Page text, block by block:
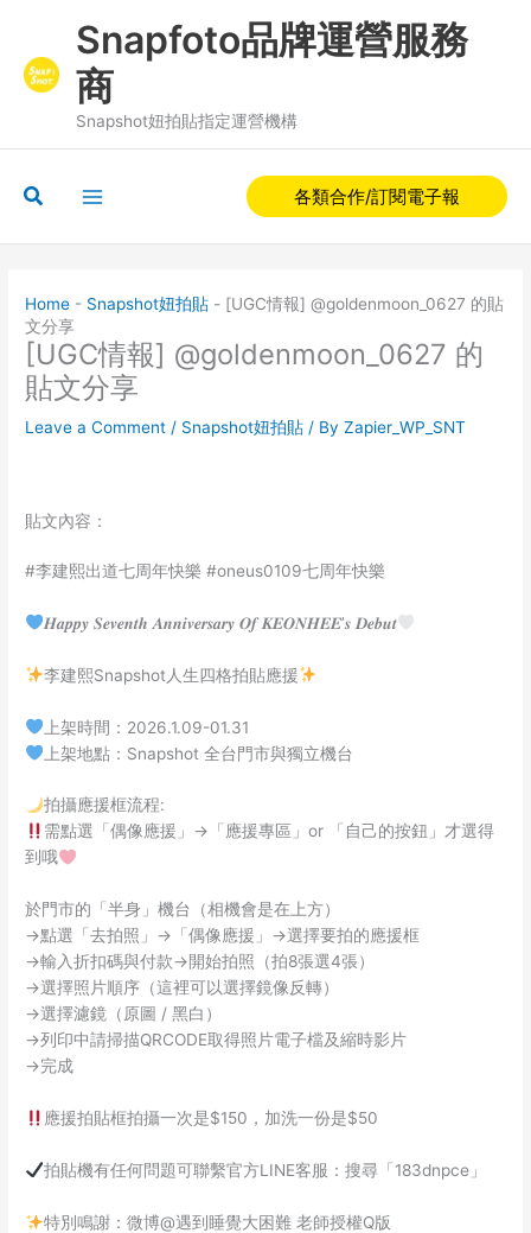
content
Snapfoto品牌運營服務
商
Snapshot妞拍貼指定運營機構
Search 各類合作/訂閱電子報
Home - Snapshot妞拍貼 - [UGC情報] @goldenmoon_0627 的貼
文分享
[UGC情報] @goldenmoon_0627 的
貼文分享
Leave a Comment / Snapshot妞拍貼 / ByZapier_WP_SNT
貼文內容：
#李建熙出道七周年快樂 #oneus0109七周年快樂
𝑯𝒂𝒑𝒑𝒚 𝑺𝒆𝒗𝒆𝒏𝒕𝒉 𝑨𝒏𝒏𝒊𝒗𝒆𝒓𝒔𝒂𝒓𝒚 𝑶𝒇 𝑲𝑬𝑶𝑵𝑯𝑬𝑬’𝒔 𝑫𝒆𝒃𝒖𝒕
李建熙Snapshot人生四格拍貼應援
上架時間：2026.1.09-01.31
上架地點：Snapshot 全台門市與獨立機台
拍攝應援框流程:
需點選「偶像應援」→「應援專區」or 「自己的按鈕」才選得
到哦
於門市的「半身」機台（相機會是在上方）
→點選「去拍照」→「偶像應援」→選擇要拍的應援框
→輸入折扣碼與付款→開始拍照（拍8張選4張）
→選擇照片順序（這裡可以選擇鏡像反轉）
→選擇濾鏡（原圖 / 黑白）
→列印中請掃描QRCODE取得照片電子檔及縮時影片
→完成
應援拍貼框拍攝一次是$150，加洗一份是$50
拍貼機有任何問題可聯繫官方LINE客服：搜尋「183dnpce」
特別鳴謝：微博@遇到睡覺大困難 老師授權Q版